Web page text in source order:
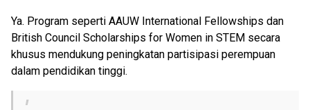
Ya. Program seperti AAUW International Fellowships dan
British Council Scholarships for Women in STEM secara
khusus mendukung peningkatan partisipasi perempuan
dalam pendidikan tinggi.